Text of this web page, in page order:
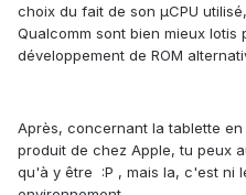
choix du fait de son µCPU
Qualcomm sont bien mieux lotis
développement de ROM
Après, concernant la tablette
produit de chez Apple, tu peux
qu'à y être :P , mais la, c'est ni